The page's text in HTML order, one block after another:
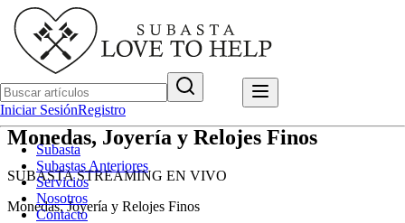
Iniciar SesiónRegistro
Subasta
Subastas Anteriores
Servicios
Nosotros
Contacto
Monedas, Joyería y Relojes Finos
SUBASTA STREAMING EN VIVO
Monedas, Joyería y Relojes Finos